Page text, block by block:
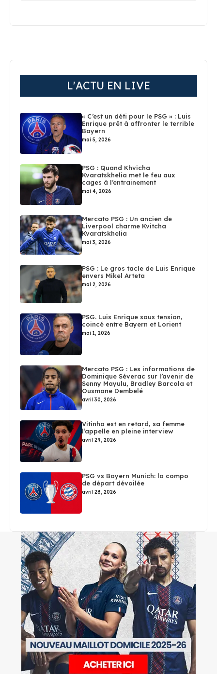
L'ACTU EN LIVE
« C’est un défi pour le PSG » : Luis
Enrique prêt à affronter le terrible
Bayern
mai 5, 2026
PSG : Quand Khvicha
Kvaratskhelia met le feu aux
cages à l’entrainement
mai 4, 2026
Mercato PSG : Un ancien de
Liverpool charme Kvitcha
Kvaratskhelia
mai 3, 2026
PSG : Le gros tacle de Luis Enrique
envers Mikel Arteta
mai 2, 2026
PSG. Luis Enrique sous tension,
coincé entre Bayern et Lorient
mai 1, 2026
Mercato PSG : Les informations de
Dominique Séverac sur l’avenir de
Senny Mayulu, Bradley Barcola et
Ousmane Dembelé
avril 30, 2026
Vitinha est en retard, sa femme
l’appelle en pleine interview
avril 29, 2026
PSG vs Bayern Munich: la compo
de départ dévoilée
avril 28, 2026